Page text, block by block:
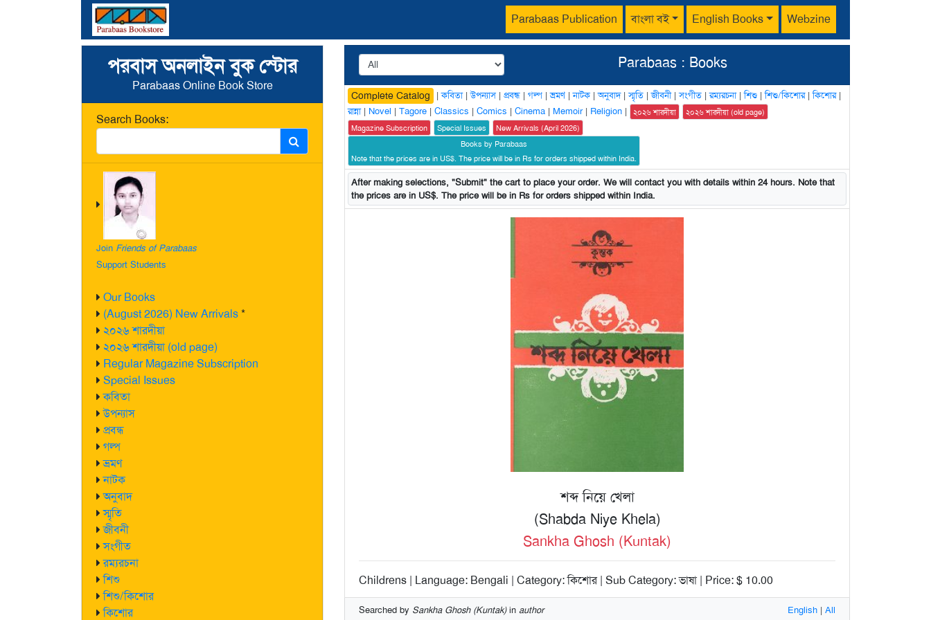
Parabaas Publication বাংলা বই English Books Webzine
পরবাস অনলাইন বুক স্টোর
Parabaas Online Book Store
Search Books:
Join Friends of Parabaas
Support Students
Our Books
(August 2026) New Arrivals*
২০২৬ শারদীয়া
২০২৬ শারদীয়া (old page)
Regular Magazine Subscription
Special Issues
কবিতা
উপন্যাস
প্রবন্ধ
গল্প
ভ্রমণ
নাটক
অনুবাদ
স্মৃতি
জীবনী
সংগীত
রম্যরচনা
শিশু
শিশু/কিশোর
কিশোর
Parabaas : Books
Complete Catalog |কবিতা|উপন্যাস| প্রবন্ধ | গল্প |ভ্রমণ|নাটক |অনুবাদ|স্মৃতি |জীবনী|সংগীত |রম্যরচনা|শিশু |শিশু/কিশোর|কিশোর|
রান্না| Novel | Tagore | Classics | Comics | Cinema | Memoir| Religion | ২০২৬ শারদীয়া
২০২৬ শারদীয়া (old page)
Magazine Subscription
Special Issues
New Arrivals (April 2026)
Books by Parabaas
Note that the prices are in US$. The price will be in Rs for orders shipped within India.
After making selections, "Submit" the cart to place your order. We will contact you with details within 24 hours. Note that
the prices are in US$. The price will be in Rs for orders shipped within India.
শব্দ নিয়ে খেলা
(Shabda Niye Khela)
Sankha Ghosh (Kuntak)
Childrens | Language: Bengali | Category: কিশোর | Sub Category: ভাষা | Price: $ 10.00
Searched by Sankha Ghosh (Kuntak)in author English | All